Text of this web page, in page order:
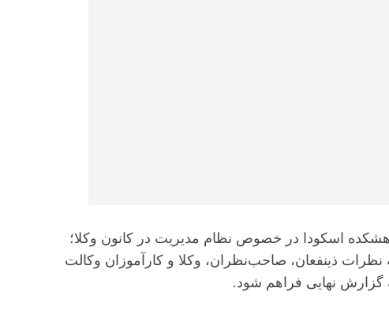
اسکودا در خصوص نظام مدیریت در کانون وکلا؛
ذینفعان، صاحب‌نظران، وکلا و کارآموزان وکالت
گزارش نهایی فراهم شود.